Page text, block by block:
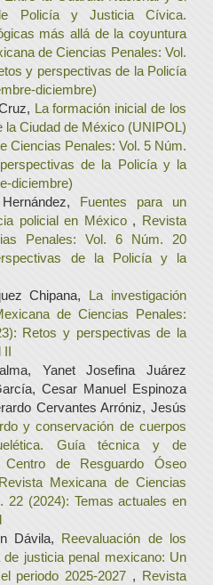
Policía y Justicia Cívica.
más allá de la coyuntura
de Ciencias Penales: Vol.
y perspectivas de la Policía
diciembre)
La formación inicial de los
la Ciudad de México (UNIPOL)
Ciencias Penales: Vol. 5 Núm.
de la Policía y la
diciembre)
Fuentes para un
policial en México , Revista
Penales: Vol. 6 Núm. 20
de la Policía y la
Chipana, La investigación
de Ciencias Penales:
Retos y perspectivas de la
II
Yanet Josefina Juárez
Cesar Manuel Espinoza
Cervantes Arróniz, Jesús
y conservación de cuerpos
Guía técnica y de
de Resguardo Óseo
Revista Mexicana de Ciencias
22 (2024): Temas actuales en
Dávila, Reevaluación de los
justicia penal mexicano: Un
periodo 2025-2027 , Revista